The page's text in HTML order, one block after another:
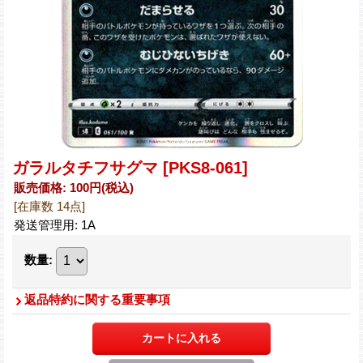
ガラルタチフサグマ [PKS8-061]
販売価格: 100円(税込)
[在庫数 14点]
発送管理用: 1A
数量:
返品特約に関する重要事項